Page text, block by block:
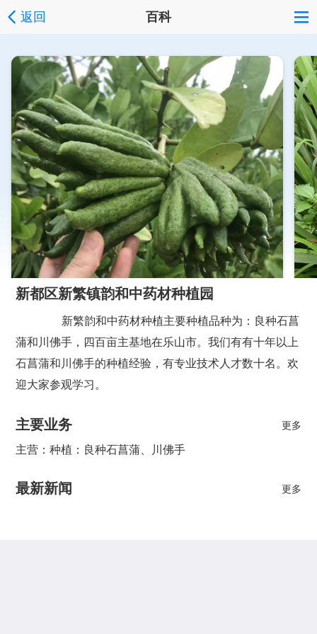
返回 百科
新都区新繁镇韵和中药材种植园
新繁韵和中药材种植主要种植品种为：良种石菖
蒲和川佛手，四百亩主基地在乐山市。我们有有十年以上
石菖蒲和川佛手的种植经验，有专业技术人才数十名。欢
迎大家参观学习。
主要业务 更多
主营：种植：良种石菖蒲、川佛手
最新新闻 更多